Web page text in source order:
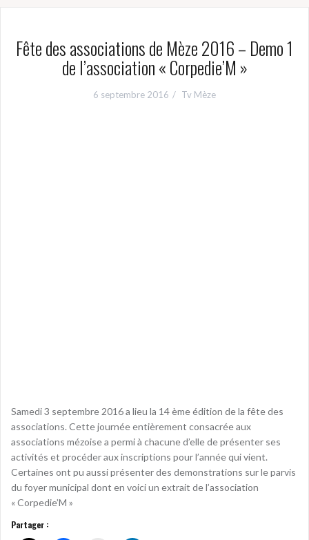
Fête des associations de Mèze 2016 – Demo 1
de l’association « Corpedie’M »
6 septembre 2016 Tv Mèze
Samedi 3 septembre 2016 a lieu la 14 ème édition de la fête des
associations. Cette journée entièrement consacrée aux
associations mézoise a permi à chacune d’elle de présenter ses
activités et procéder aux inscriptions pour l’année qui vient.
Certaines ont pu aussi présenter des demonstrations sur le parvis
du foyer municipal dont en voici un extrait de l’association
« Corpedie’M »
Partager :